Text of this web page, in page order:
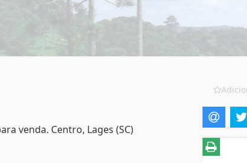
venda. Centro, Lages (SC)